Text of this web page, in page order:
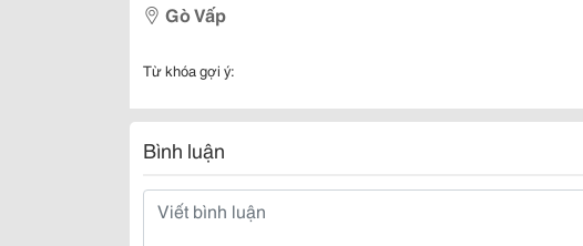
Gò Vấp
Từ khóa gợi ý:
Bình luận